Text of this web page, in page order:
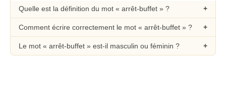
Quelle est la définition du mot « arrêt-buffet » ?
Comment écrire correctement le mot « arrêt-buffet » ?
Le mot « arrêt-buffet » est-il masculin ou féminin ?